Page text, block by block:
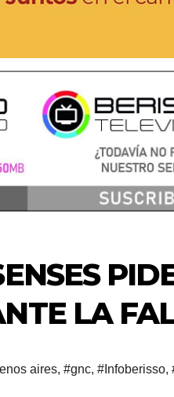
LA
aires, #gnc, #Infoberisso,